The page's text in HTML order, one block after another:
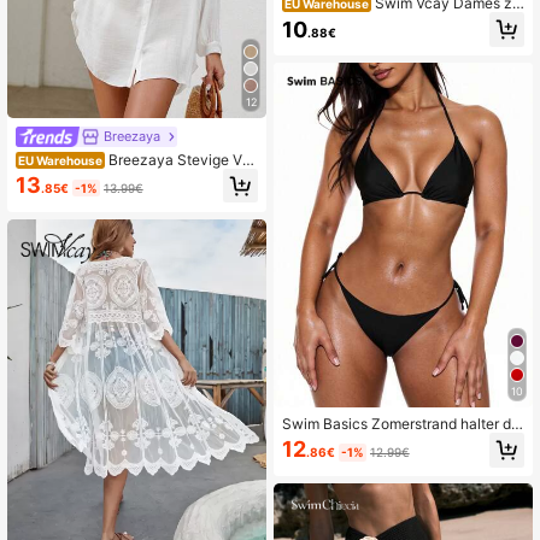
12
Breezaya
EU Warehouse Breezaya Stevige Voo
rpand met knoppen kimonos
13.85€ -1% 13.99€
EU Warehouse
mer strand mode effen kleur bikinibr
oekje
10.88€
10
Swim Basics Zomerstrand halter dri
ehoekige bikiniset aan de zijkant
12.86€ -1% 12.99€